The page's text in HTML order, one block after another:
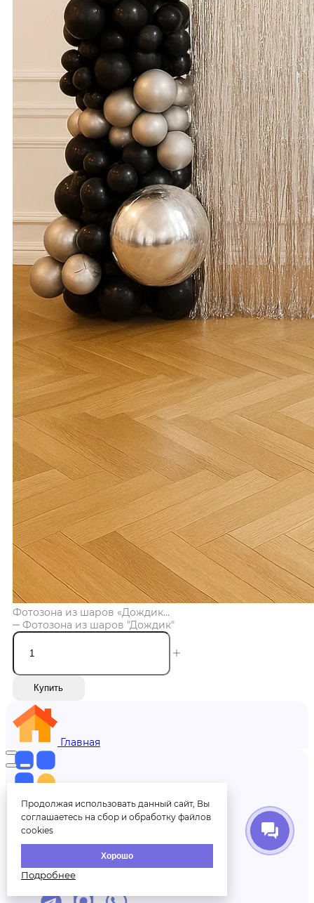
Фотозона из шаров «Дождик...
Фотозона из шаров "Дождик"
Купить
Главная
+7 (812) 606-70-00
Продолжая использовать данный сайт, Вы
соглашаетесь на сбор и обработку файлов
cookies
Хорошо
Подробнее